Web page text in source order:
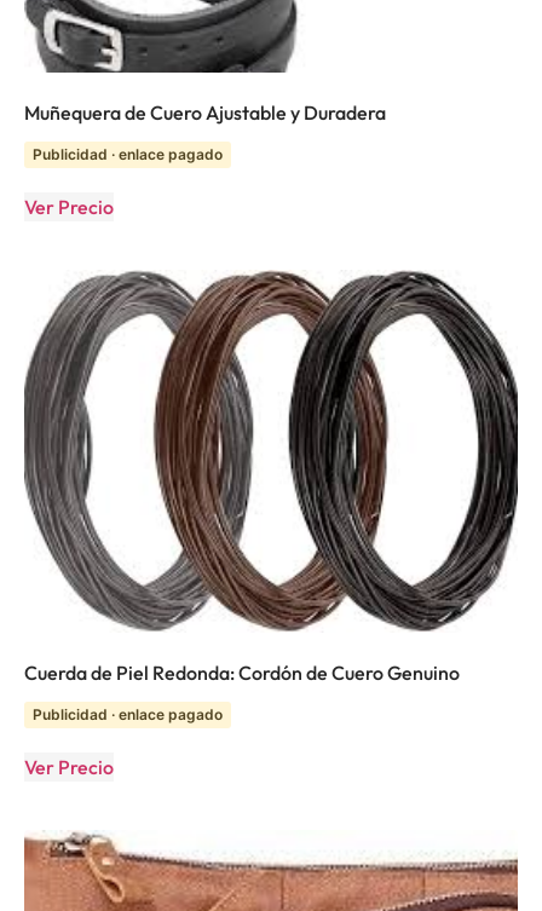
Muñequera de Cuero Ajustable y Duradera
Publicidad · enlace pagado
Ver Precio
Cuerda de Piel Redonda: Cordón de Cuero Genuino
Publicidad · enlace pagado
Ver Precio